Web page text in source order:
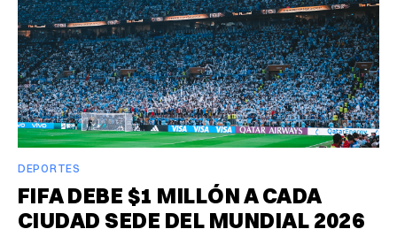
DEPORTES
FIFA DEBE $1 MILLÓN A CADA
CIUDAD SEDE DEL MUNDIAL 2026